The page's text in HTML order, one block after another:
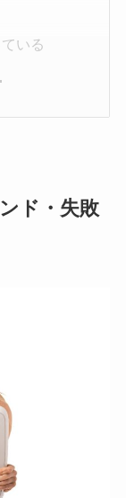
いる
ド・失敗